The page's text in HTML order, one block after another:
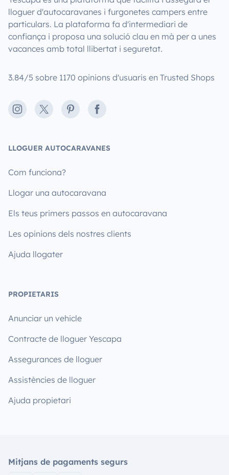
lloguer d'autocaravanes i furgonetes campers entre
particulars. La plataforma fa d'intermediari de
confiança i proposa una solució clau en mà per a unes
vacances amb total llibertat i seguretat.
3.84/5 sobre 1170 opinions d'usuaris en Trusted Shops
Instagram
X PinterestFacebook
LLOGUER AUTOCARAVANES
Com funciona?
Llogar una autocaravana
Els teus primers passos en autocaravana
Les opinions dels nostres clients
Ajuda llogater
PROPIETARIS
Anunciar un vehicle
Contracte de lloguer Yescapa
Assegurances de lloguer
Assistències de lloguer
Ajuda propietari
Mitjans de pagaments segurs